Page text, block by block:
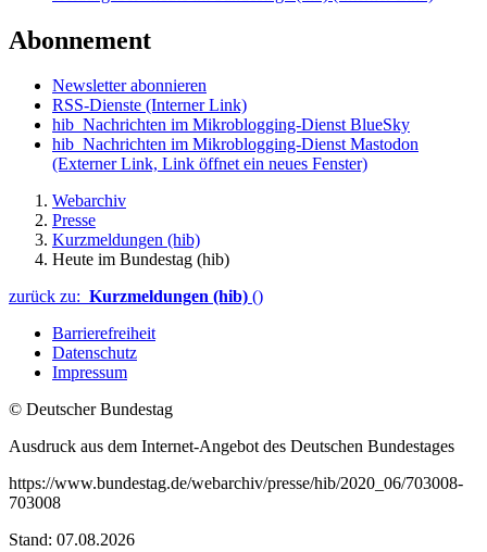
Abonnement
Newsletter abonnieren
RSS-Dienste (Interner Link)
hib_Nachrichten im Mikroblogging-Dienst BlueSky
hib_Nachrichten im Mikroblogging-Dienst Mastodon
(Externer Link, Link öffnet ein neues Fenster)
Webarchiv
Presse
Kurzmeldungen (hib)
Heute im Bundestag (hib)
zurück zu: Kurzmeldungen (hib) ()
Barrierefreiheit
Datenschutz
Impressum
© Deutscher Bundestag
Ausdruck aus dem Internet-Angebot des Deutschen Bundestages
https://www.bundestag.de/webarchiv/presse/hib/2020_06/703008-
703008
Stand: 07.08.2026